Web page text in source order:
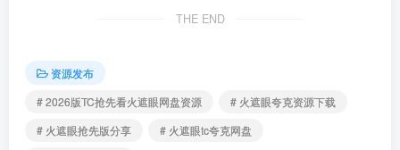
THE END
资源发布
# 2026版TC抢先看火遮眼网盘资源
# 火遮眼夸克资源下载
# 火遮眼抢先版分享
# 火遮眼tc夸克网盘